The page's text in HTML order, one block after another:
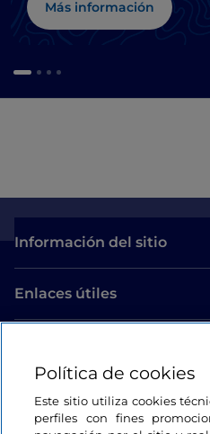
Más información
Información del sitio
Enlaces útiles
Estamos en contacto
Política de cookies
Este sitio utiliza cookies
perfiles con fines